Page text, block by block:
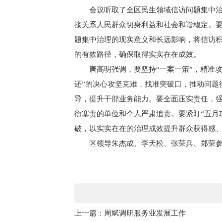
会议听取了全区民生领域信访问题集中
接关系人民群众切身利益和社会和谐稳定。
题集中治理的现实意义和长远影响，将信访
的有效路径，确保取得实实在在成效。
唐高明强调，要坚持“一案一策”，精准
还”的决心攻坚克难，找准突破口，推动问
导，提升干部业务能力。要全面压实责任，
衍塞责的单位和个人严肃追责。要紧盯“五
破，以实实在在的治理成效提升群众获得感
区领导朱杰成、李天松、张荣兵、郑荣
上一篇：周斌调研服务业发展工作